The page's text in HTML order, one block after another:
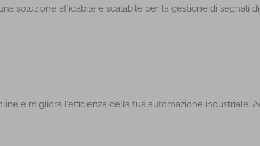
soluzione affidabile e scalabile per la gestione di segnali
e migliora l'efficienza della tua automazione industriale.